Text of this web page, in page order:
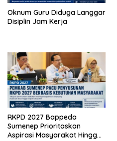
Oknum Guru Diduga Langgar
Disiplin Jam Kerja
RKPD 2027 Bappeda
Sumenep Prioritaskan
Aspirasi Masyarakat Hingga